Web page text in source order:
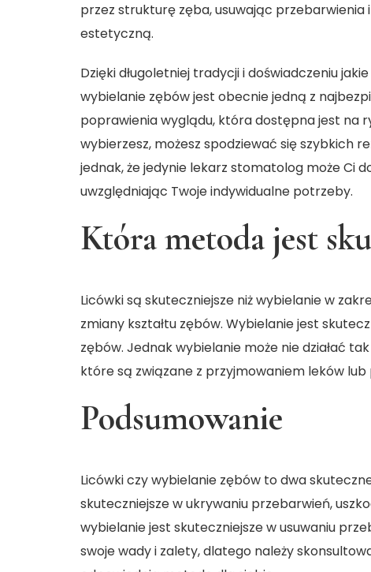
przez strukturę zęba, usuwając
estetyczną.
Dzięki długoletniej tradycji i doświadczeniu
wybielanie zębów jest obecnie jedną z
poprawienia wyglądu, która dostępna jest na
wybierzesz, możesz spodziewać się szybkich
jednak, że jedynie lekarz stomatolog może Ci
uwzględniając Twoje indywidualne potrzeby.
Która metoda jest
Licówki są skuteczniejsze niż wybielanie w
zmiany kształtu zębów. Wybielanie jest
zębów. Jednak wybielanie może nie działać
które są związane z przyjmowaniem leków
Podsumowanie
Licówki czy wybielanie zębów to dwa
skuteczniejsze w ukrywaniu przebarwień,
wybielanie jest skuteczniejsze w usuwaniu
swoje wady i zalety, dlatego należy